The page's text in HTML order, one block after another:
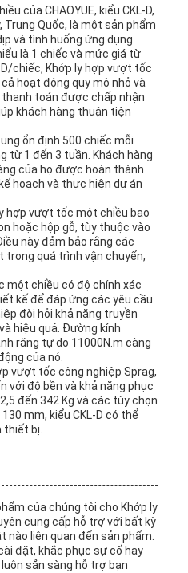
của CHAOYUE, kiểu CKL-D,
Quốc, là một sản phẩm
và tình huống ứng dụng.
là 1 chiếc và mức giá từ
chiếc, Khớp ly hợp vượt tốc
hoạt động quy mô nhỏ và
toán được chấp nhận
khách hàng thuận tiện
ổn định 500 chiếc mỗi
từ 1 đến 3 tuần. Khách hàng
của họ được hoàn thành
hoạch và thực hiện dự án
hợp vượt tốc một chiều bao
hoặc hộp gỗ, tùy thuộc vào
này đảm bảo rằng các
trong quá trình vận chuyển,
một chiều có độ chính xác
kế để đáp ứng các yêu cầu
đòi hỏi khả năng truyền
hiệu quả. Đường kính
răng tự do 11000N.m càng
của nó.
vượt tốc công nghiệp Sprag,
với độ bền và khả năng phục
đến 342 Kg và các tùy chọn
mm, kiểu CKL-D có thể
thiết bị.
của chúng tôi cho Khớp ly
cung cấp hỗ trợ với bất kỳ
nào liên quan đến sản phẩm.
đặt, khắc phục sự cố hay
sẵn sàng hỗ trợ bạn